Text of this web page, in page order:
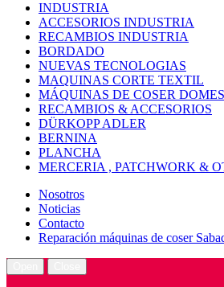
INDUSTRIA
ACCESORIOS INDUSTRIA
RECAMBIOS INDUSTRIA
BORDADO
NUEVAS TECNOLOGIAS
MAQUINAS CORTE TEXTIL
MÁQUINAS DE COSER
RECAMBIOS & ACCESORIOS
DÜRKOPP ADLER
BERNINA
PLANCHA
MERCERIA , PATCHWORK &
Nosotros
Noticias
Contacto
Reparación máquinas de coser